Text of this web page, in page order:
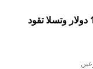
وول ستريت تحت الضغط.. النفط فوق 100 دولار وتسلا تقود